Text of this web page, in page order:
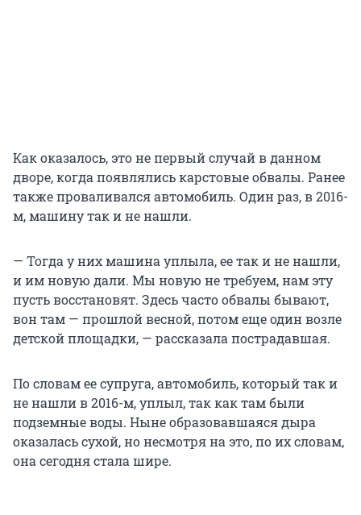
Как оказалось, это не первый случай в данном
дворе, когда появлялись карстовые обвалы. Ранее
также проваливался автомобиль. Один раз, в 2016-
м, машину так и не нашли.
— Тогда у них машина уплыла, ее так и не нашли,
и им новую дали. Мы новую не требуем, нам эту
пусть восстановят. Здесь часто обвалы бывают,
вон там — прошлой весной, потом еще один возле
детской площадки, — рассказала пострадавшая.
По словам ее супруга, автомобиль, который так и
не нашли в 2016-м, уплыл, так как там были
подземные воды. Ныне образовавшаяся дыра
оказалась сухой, но несмотря на это, по их словам,
она сегодня стала шире.